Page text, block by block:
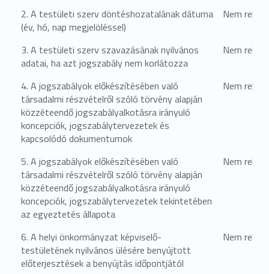
2. A testületi szerv döntéshozatalának dátuma
(év, hó, nap megjelöléssel)
Nem
3. A testületi szerv szavazásának nyilvános
adatai, ha azt jogszabály nem korlátozza
Nem
4. A jogszabályok előkészítésében való
társadalmi részvételről szóló törvény alapján
közzéteendő jogszabályalkotásra irányuló
koncepciók, jogszabálytervezetek és
kapcsolódó dokumentumok
Nem
5. A jogszabályok előkészítésében való
társadalmi részvételről szóló törvény alapján
közzéteendő jogszabályalkotásra irányuló
koncepciók, jogszabálytervezetek tekintetében
az egyeztetés állapota
Nem
6. A helyi önkormányzat képviselő-
testületének nyilvános ülésére benyújtott
előterjesztések a benyújtás időpontjától
Nem